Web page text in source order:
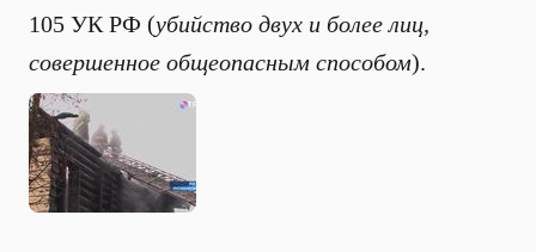
105 УК РФ (убийство двух и более лиц,
совершенное общеопасным способом).